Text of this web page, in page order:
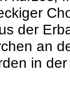
der
an
in